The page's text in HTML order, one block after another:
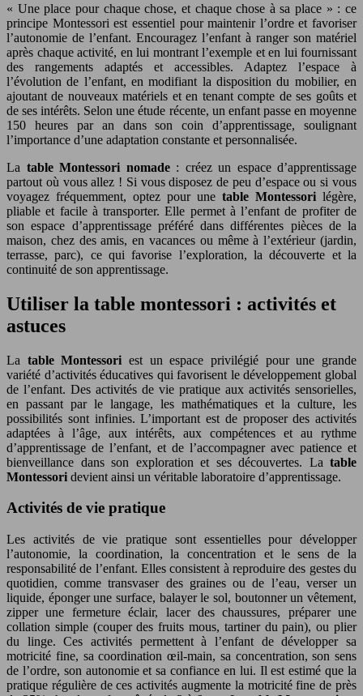
« Une place pour chaque chose, et chaque chose à sa place » : ce
principe Montessori est essentiel pour maintenir l’ordre et favoriser
l’autonomie de l’enfant. Encouragez l’enfant à ranger son matériel
après chaque activité, en lui montrant l’exemple et en lui fournissant
des rangements adaptés et accessibles. Adaptez l’espace à
l’évolution de l’enfant, en modifiant la disposition du mobilier, en
ajoutant de nouveaux matériels et en tenant compte de ses goûts et
de ses intérêts. Selon une étude récente, un enfant passe en moyenne
150 heures par an dans son coin d’apprentissage, soulignant
l’importance d’une adaptation constante et personnalisée.
La table Montessori nomade : créez un espace d’apprentissage
partout où vous allez ! Si vous disposez de peu d’espace ou si vous
voyagez fréquemment, optez pour une table Montessori légère,
pliable et facile à transporter. Elle permet à l’enfant de profiter de
son espace d’apprentissage préféré dans différentes pièces de la
maison, chez des amis, en vacances ou même à l’extérieur (jardin,
terrasse, parc), ce qui favorise l’exploration, la découverte et la
continuité de son apprentissage.
Utiliser la table montessori : activités et
astuces
La table Montessoriest un espace privilégié pour une grande
variété d’activités éducatives qui favorisent le développement global
de l’enfant. Des activités de vie pratique aux activités sensorielles,
en passant par le langage, les mathématiques et la culture, les
possibilités sont infinies. L’important est de proposer des activités
adaptées à l’âge, aux intérêts, aux compétences et au rythme
d’apprentissage de l’enfant, et de l’accompagner avec patience et
bienveillance dans son exploration et ses découvertes. La table
Montessori devient ainsi un véritable laboratoire d’apprentissage.
Activités de vie pratique
Les activités de vie pratique sont essentielles pour développer
l’autonomie, la coordination, la concentration et le sens de la
responsabilité de l’enfant. Elles consistent à reproduire des gestes du
quotidien, comme transvaser des graines ou de l’eau, verser un
liquide, éponger une surface, balayer le sol, boutonner un vêtement,
zipper une fermeture éclair, lacer des chaussures, préparer une
collation simple (couper des fruits mous, tartiner du pain), ou plier
du linge. Ces activités permettent à l’enfant de développer sa
motricité fine, sa coordination œil-main, sa concentration, son sens
de l’ordre, son autonomie et sa confiance en lui. Il est estimé que la
pratique régulière de ces activités augmente la motricité fine de près